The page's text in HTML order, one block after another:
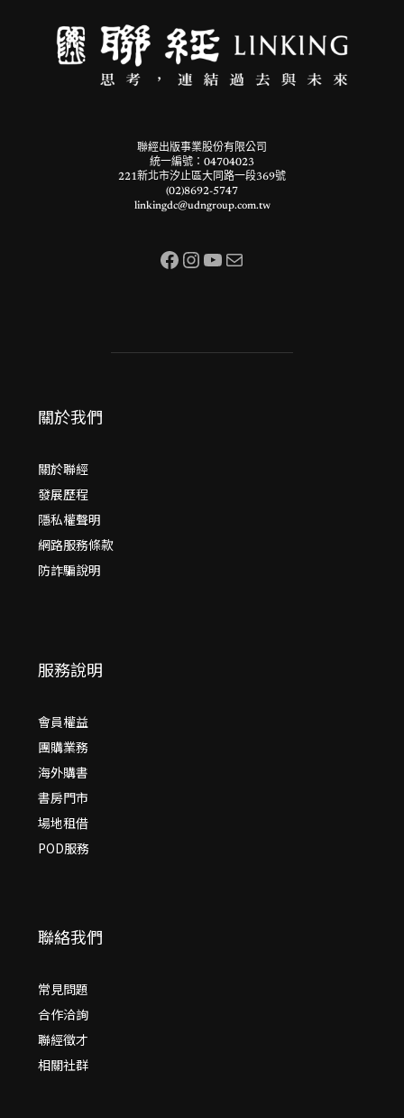
聯經出版事業股份有限公司
統一編號：04704023
221新北市汐止區大同路一段369號
(02)8692-5747
linkingdc@udngroup.com.tw
Facebook InstagramYouTube 電子郵件
關於我們
關於聯經
發展歷程
隱私權聲明
網路服務條款
防詐騙說明
服務說明
會員權益
團購業務
海外購書
書房門市
場地租借
POD服務
聯絡我們
常見問題
合作洽詢
聯經徵才
相關社群